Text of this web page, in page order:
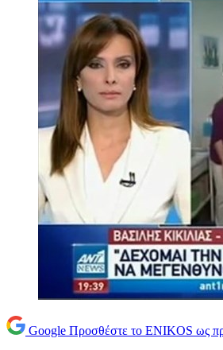
Google Προσθέστε το ENIKOS ως